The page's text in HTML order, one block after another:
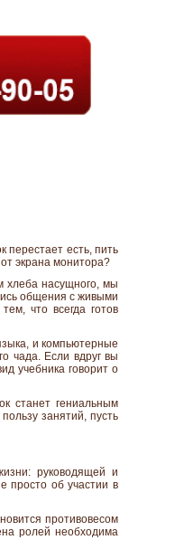
перестает есть, пить
экрана монитора?
хлеба насущного, мы
общения с живыми
что всегда готов
и компьютерные
чада. Если вдруг вы
учебника говорит о
станет гениальным
занятий, пусть
руководящей и
просто об участии в
противовесом
ролей необходима